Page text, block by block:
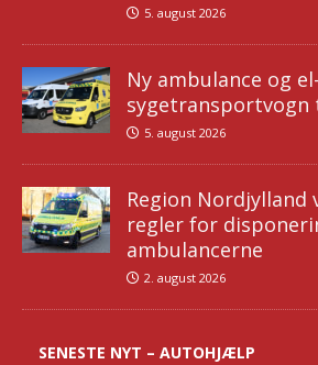
5. august 2026
Ny ambulance og el-
sygetransportvogn
5. august 2026
Region Nordjylland
regler for
ambulancerne
2. august 2026
SENESTE NYT – AUTOHJÆLP